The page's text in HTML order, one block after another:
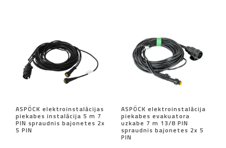
ASPÖCK elektroinstalācijas
piekabes instalācija 5 m 7
PIN spraudnis bajonetes 2x
5 PIN
ASPÖCK elektroinstalācija
piekabes evakuatora
uzkabe 7 m 13/8 PIN
spraudnis bajonetes 2x 5
PIN